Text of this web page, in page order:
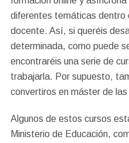
diferentes temáticas dentro
docente. Así, si queréis
determinada, como puede
encontraréis una serie de
trabajarla. Por supuesto,
convertiros en máster de
Algunos de estos cursos
Ministerio de Educación,